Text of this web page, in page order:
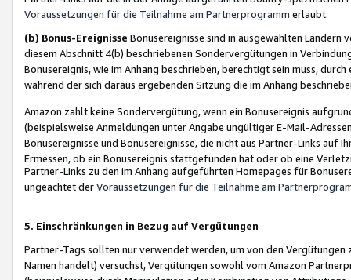
Voraussetzungen für die Teilnahme am Partnerprogramm erlaubt.
(b) Bonus-Ereignisse Bonusereignisse sind in ausgewählten Ländern
diesem Abschnitt 4(b) beschriebenen Sondervergütungen in
Bonusereignis, wie im Anhang beschrieben, berechtigt sein muss,
während der sich daraus ergebenden Sitzung die im Anhang
Amazon zahlt keine Sondervergütung, wenn ein Bonusereignis
(beispielsweise Anmeldungen unter Angabe ungültiger E-Mail-
Bonusereignisse und Bonusereignisse, die nicht aus Partner-Links auf
Ermessen, ob ein Bonusereignis stattgefunden hat oder ob eine
Partner-Links zu den im Anhang aufgeführten Homepages für
ungeachtet derVoraussetzungen für die Teilnahme am
5. Einschränkungen in Bezug auf Vergütungen
Partner-Tags sollten nur verwendet werden, um von den
Namen handelt) versuchst, Vergütungen sowohl vom Amazon